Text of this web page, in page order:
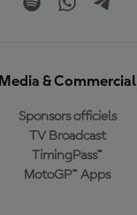
Media & Commercial
Sponsors officiels
TV Broadcast
TimingPass™
MotoGP™ Apps